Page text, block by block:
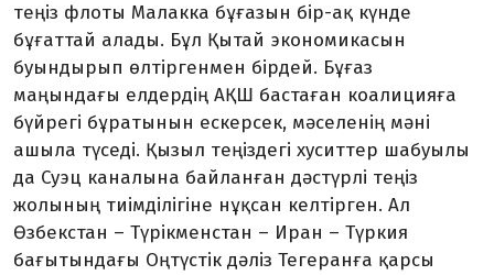
теңіз флоты Малакка бұғазын бір-ақ күнде
бұғаттай алады. Бұл Қытай экономикасын
буындырып өлтіргенмен бірдей. Бұғаз
маңындағы елдердің АҚШ бастаған коалицияға
бүйрегі бұратынын ескерсек, мәселенің мәні
ашыла түседі. Қызыл теңіздегі хуситтер шабуылы
да Суэц каналына байланған дәстүрлі теңіз
жолының тиімділігіне нұқсан келтірген. Ал
Өзбекстан – Түрікменстан – Иран – Түркия
бағытындағы Оңтүстік дәліз Тегеранға қарсы